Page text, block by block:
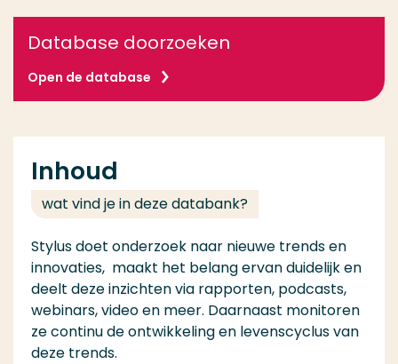
Database doorzoeken
Open de database
Inhoud
wat vind je in deze databank?
Stylus doet onderzoek naar nieuwe trends en
innovaties, maakt het belang ervan duidelijk en
deelt deze inzichten via rapporten, podcasts,
webinars, video en meer. Daarnaast monitoren
ze continu de ontwikkeling en levenscyclus van
deze trends.